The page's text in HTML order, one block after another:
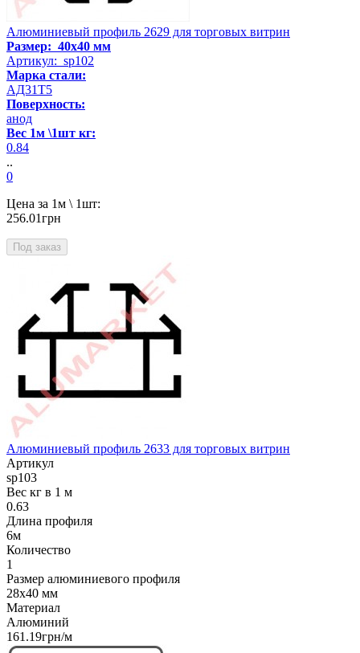
Алюминиевый профиль 2629 для торговых витрин
Размер: 40x40 мм
Артикул: sp102
Марка стали:
АД31Т5
Поверхность:
анод
Вес 1м \1шт кг:
0.84
..
0
Цена за 1м \ 1шт:
256.01грн
Под заказ
Алюминиевый профиль 2633 для торговых витрин
Артикул
sp103
Вес кг в 1 м
0.63
Длина профиля
6м
Количество
1
Размер алюминиевого профиля
28x40 мм
Материал
Алюминий
161.19грн/м